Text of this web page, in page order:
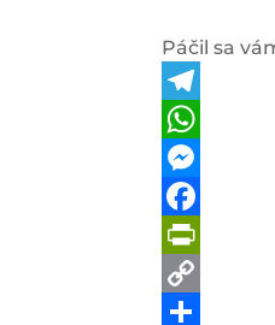
Páčil sa
Telegram
WhatsApp
Messenger
Facebook
Copy